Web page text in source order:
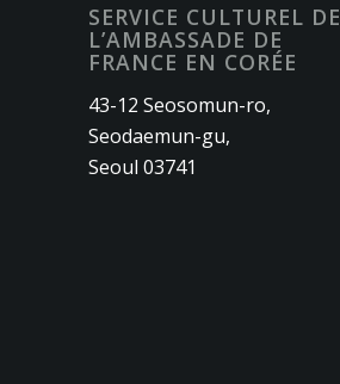
SERVICE CULTUREL DE
L’AMBASSADE DE
FRANCE EN CORÉE
43-12 Seosomun-ro,
Seodaemun-gu,
Seoul 03741